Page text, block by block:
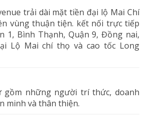
trải dài mặt tiền đại lộ Mai Chí
vùng thuận tiện. kết nối trực tiếp
1, Bình Thạnh, Quận 9, Đồng nai,
Lộ Mai chí thọ và cao tốc Long
gồm những người trí thức, doanh
minh và thân thiện.